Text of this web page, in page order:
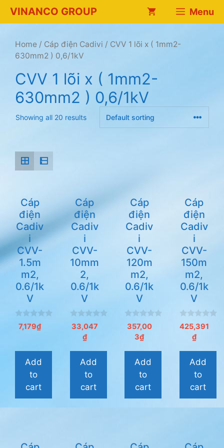
Chuyển
đến
dung
VINANCO GROUP Menu
Home / Cáp điện Cadivi / CVV 1 lõi x ( 1mm2-
630mm2 ) 0,6/1kV
CVV 1 lõi x ( 1mm2-
630mm2 ) 0,6/1kV
Showing all 20 results
Cáp
điện
Cadiv
i
CVV-
1.5m
m2,
0.6/1k
V
0
à
7,179₫
Add
to
cart
Cáp
điện
Cadiv
i
CVV-
10mm
2,
0.6/1k
V
0
n
à
33,047
₫
Add
to
cart
Cáp
điện
Cadiv
i
CVV-
120m
m2,
0.6/1k
V
0
n
à
357,00
3₫
Add
to
cart
Cáp
điện
Cadiv
i
CVV-
150m
m2,
0.6/1k
V
0
n
à
425,391
₫
Add
to
cart